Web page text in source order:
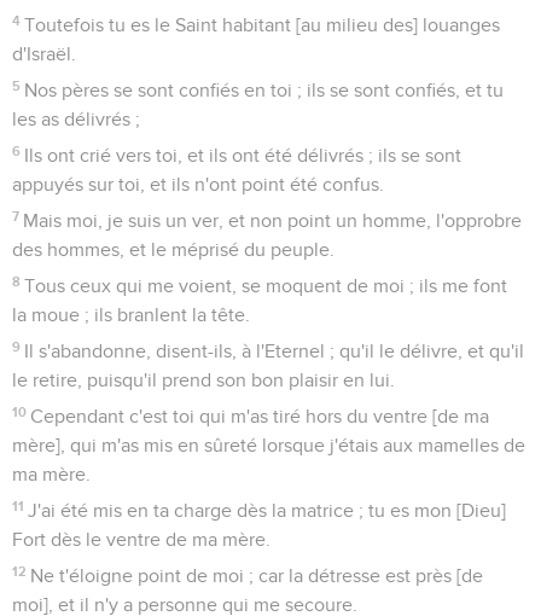
4 Toutefois tu es le Saint habitant [au milieu des] louanges
d'Israël.
5 Nos pères se sont confiés en toi ; ils se sont confiés, et tu
les as délivrés ;
6 Ils ont crié vers toi, et ils ont été délivrés ; ils se sont
appuyés sur toi, et ils n'ont point été confus.
7 Mais moi, je suis un ver, et non point un homme, l'opprobre
des hommes, et le méprisé du peuple.
8 Tous ceux qui me voient, se moquent de moi ; ils me font
la moue ; ils branlent la tête.
9 Il s'abandonne, disent-ils, à l'Eternel ; qu'il le délivre, et qu'il
le retire, puisqu'il prend son bon plaisir en lui.
10 Cependant c'est toi qui m'as tiré hors du ventre [de ma
mère], qui m'as mis en sûreté lorsque j'étais aux mamelles de
ma mère.
11 J'ai été mis en ta charge dès la matrice ; tu es mon [Dieu]
Fort dès le ventre de ma mère.
12 Ne t'éloigne point de moi ; car la détresse est près [de
moi], et il n'y a personne qui me secoure.